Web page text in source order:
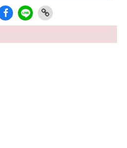
eb
LIN
E
Link
Copy